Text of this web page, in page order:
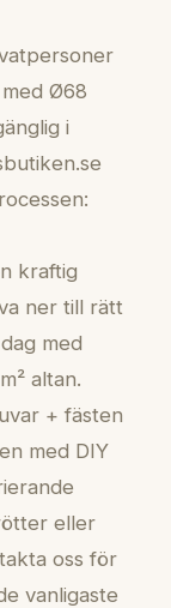
Ø68
i
kraftig
ner till rätt
med
altan.
+ fästen
med DIY
eller
oss för
vanligaste